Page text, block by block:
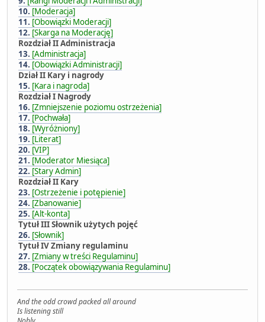
10. [Moderacja]
11. [Obowiązki Moderacji]
12. [Skarga na Moderację]
Rozdział II Administracja
13. [Administracja]
14. [Obowiązki Administracji]
Dział II Kary i nagrody
15. [Kara i nagroda]
Rozdział I Nagrody
16. [Zmniejszenie poziomu ostrzeżenia]
17. [Pochwała]
18. [Wyróżniony]
19. [Literat]
20. [VIP]
21. [Moderator Miesiąca]
22. [Stary Admin]
Rozdział II Kary
23. [Ostrzeżenie i potępienie]
24. [Zbanowanie]
25. [Alt-konta]
Tytuł III Słownik użytych pojęć
26. [Słownik]
Tytuł IV Zmiany regulaminu
27. [Zmiany w treści Regulaminu]
28. [Początek obowiązywania Regulaminu]
And the odd crowd packed all around
Is listening still